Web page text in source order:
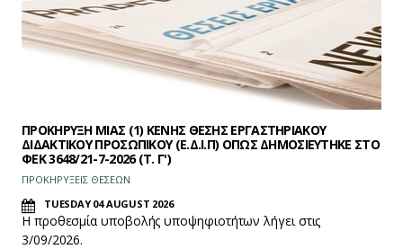
ΠΡΟΚΗΡΥΞΗ ΜΙΑΣ (1) ΚΕΝΗΣ ΘΕΣΗΣ ΕΡΓΑΣΤΗΡΙΑΚΟΥ
ΔΙΔΑΚΤΙΚΟΥ ΠΡΟΣΩΠΙΚΟΥ (Ε.Δ.Ι.Π) ΟΠΩΣ ΔΗΜΟΣΙΕΥΤΗΚΕ ΣΤΟ
ΦEK 3648/21-7-2026 (Τ. Γ')
ΠΡΟΚΗΡΥΞΕΙΣ ΘΕΣΕΩΝ
TUESDAY 04 AUGUST 2026
Η προθεσμία υποβολής υποψηφιοτήτων λήγει στις
3/09/2026.